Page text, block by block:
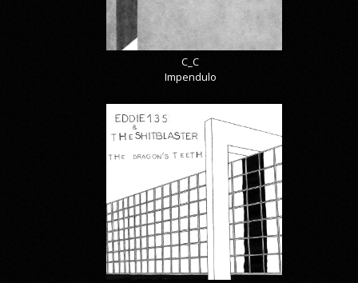
C_C
Impendulo